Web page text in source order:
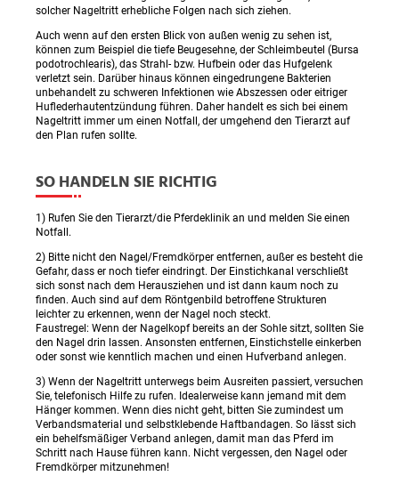
solcher Nageltritt erhebliche Folgen nach sich ziehen.
Auch wenn auf den ersten Blick von außen wenig zu sehen ist,
können zum Beispiel die tiefe Beugesehne, der Schleimbeutel (Bursa
podotrochlearis), das Strahl- bzw. Hufbein oder das Hufgelenk
verletzt sein. Darüber hinaus können eingedrungene Bakterien
unbehandelt zu schweren Infektionen wie Abszessen oder eitriger
Huflederhautentzündung führen. Daher handelt es sich bei einem
Nageltritt immer um einen Notfall, der umgehend den Tierarzt auf
den Plan rufen sollte.
SO HANDELN SIE RICHTIG
1) Rufen Sie den Tierarzt/die Pferdeklinik an und melden Sie einen
Notfall.
2) Bitte nicht den Nagel/Fremdkörper entfernen, außer es besteht die
Gefahr, dass er noch tiefer eindringt. Der Einstichkanal verschließt
sich sonst nach dem Herausziehen und ist dann kaum noch zu
finden. Auch sind auf dem Röntgenbild betroffene Strukturen
leichter zu erkennen, wenn der Nagel noch steckt.
Faustregel: Wenn der Nagelkopf bereits an der Sohle sitzt, sollten Sie
den Nagel drin lassen. Ansonsten entfernen, Einstichstelle einkerben
oder sonst wie kenntlich machen und einen Hufverband anlegen.
3) Wenn der Nageltritt unterwegs beim Ausreiten passiert, versuchen
Sie, telefonisch Hilfe zu rufen. Idealerweise kann jemand mit dem
Hänger kommen. Wenn dies nicht geht, bitten Sie zumindest um
Verbandsmaterial und selbstklebende Haftbandagen. So lässt sich
ein behelfsmäßiger Verband anlegen, damit man das Pferd im
Schritt nach Hause führen kann. Nicht vergessen, den Nagel oder
Fremdkörper mitzunehmen!